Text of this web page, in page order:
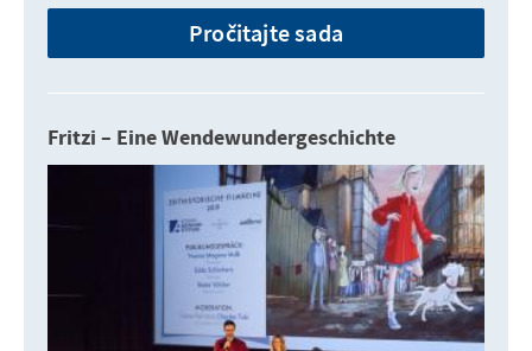
Pročitajte sada
Fritzi – Eine Wendewundergeschichte